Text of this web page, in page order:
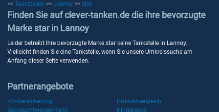
>> Tankstellen >> Lannoy >> star
Finden Sie auf clever-tanken.de die ihre bevorzugte
Marke star in Lannoy
Leider betreibt Ihre bevorzugte Marke star keine Tankstelle in Lannoy.
Vielleicht finden Sie eine Tankstelle, wenn Sie unsere Umkreissuche am
Anfang dieser Seite verwenden.
Partnerangebote
Kfz-Versicherung
Produktvergleich
Gebrauchtwagenmarkt
Kindersitze